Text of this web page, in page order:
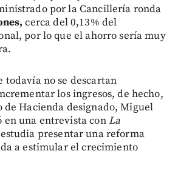
por la Cancillería ronda
cerca del 0,13% del
por lo que el ahorro sería muy
todavía no se descartan
los ingresos, de hecho,
Hacienda designado, Miguel
en una entrevista conLa
estudia presentar una reforma
a estimular el crecimiento